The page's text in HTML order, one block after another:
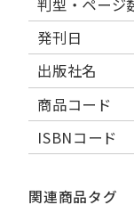
判型・ページ
発刊日
出版社名
商品コード
ISBNコード
関連商品タグ